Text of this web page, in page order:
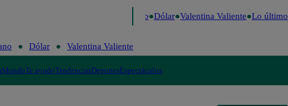
Dólar Valentina Valiente Lo último
Dólar Valentina Valiente
MundoTe ayudoTendenciasDeportesEspectáculos